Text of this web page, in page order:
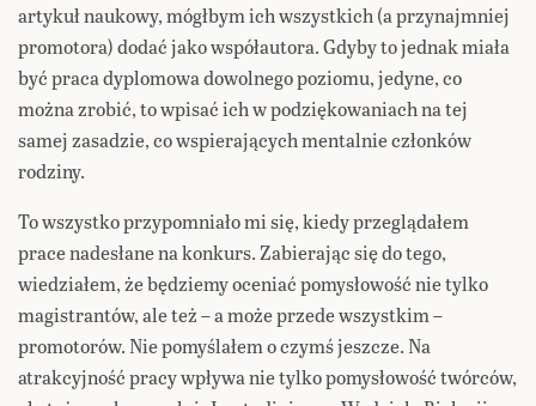
artykuł naukowy, mógłbym ich wszystkich (a przynajmniej
promotora) dodać jako współautora. Gdyby to jednak miała
być praca dyplomowa dowolnego poziomu, jedyne, co
można zrobić, to wpisać ich w podziękowaniach na tej
samej zasadzie, co wspierających mentalnie członków
rodziny.
To wszystko przypomniało mi się, kiedy przeglądałem
prace nadesłane na konkurs. Zabierając się do tego,
wiedziałem, że będziemy oceniać pomysłowość nie tylko
magistrantów, ale też – a może przede wszystkim –
promotorów. Nie pomyślałem o czymś jeszcze. Na
atrakcyjność pracy wpływa nie tylko pomysłowość twórców,